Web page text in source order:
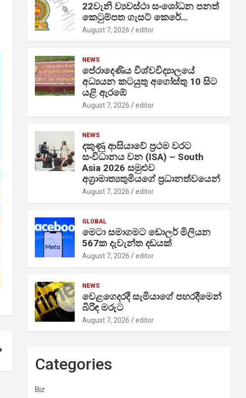
22වැනි ව්‍යවස්ථා සංශෝධන පනත්
කෙටුම්පත ගැසට් කෙරේ…
August 7, 2026 editor
NEWS
පේරාදෙණිය විශ්වවිද්‍යාලයේ
අධ්‍යයන කටයුතු අගෝස්තු 10 සිට
යළි ඇරඹේ
August 7, 2026 editor
NEWS
දකුණු ආසියාවේ ප්‍රථම වරට
සංවිධානය වන (ISA) – South
Asia 2026 සමුළුව
අග්‍රාමාත්‍යතුමියගේ ප්‍රධානත්වයෙන්
August 7, 2026 editor
GLOBAL
මෙටා සමාගමට ඩොලර් මිලියන
567ක දැවැන්ත දඩයක්
August 7, 2026 editor
NEWS
වෙළගෙදරදී සැමියාගේ පහරදීමෙන්
බිරිඳ මරුට
August 7, 2026 editor
Categories
Biz